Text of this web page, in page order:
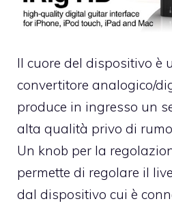
Il cuore del dispositivo è
convertitore analogico/
produce in ingresso un
alta qualità privo di
Un knob per la
permette di regolare il
dal dispositivo cui è